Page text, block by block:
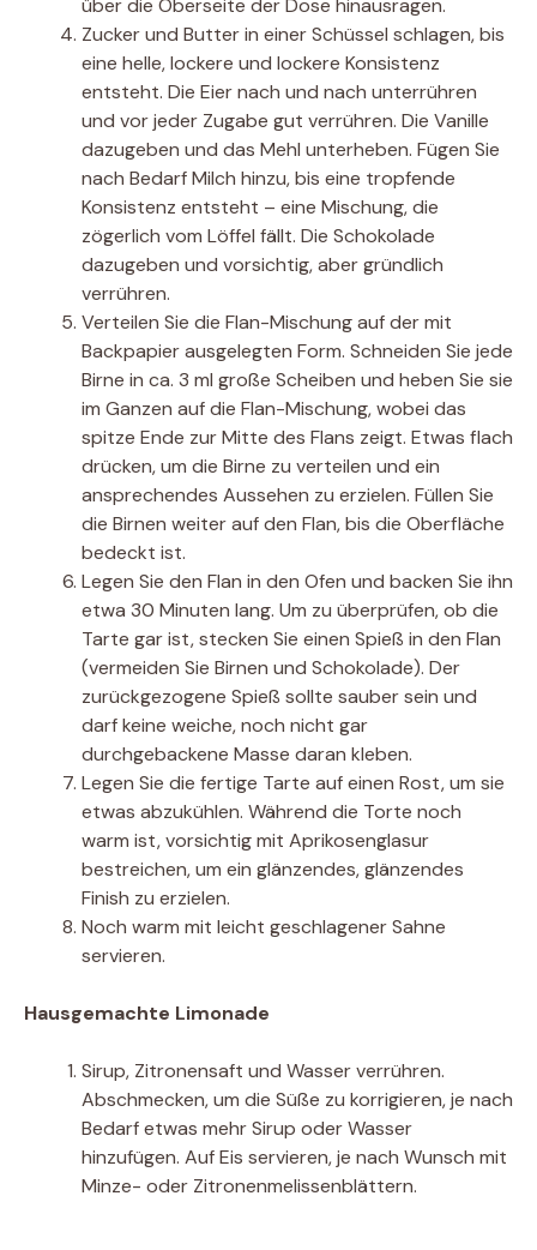
über die Oberseite der Dose hinausragen.
Zucker und Butter in einer Schüssel schlagen, bis
eine helle, lockere und lockere Konsistenz
entsteht. Die Eier nach und nach unterrühren
und vor jeder Zugabe gut verrühren. Die Vanille
dazugeben und das Mehl unterheben. Fügen Sie
nach Bedarf Milch hinzu, bis eine tropfende
Konsistenz entsteht – eine Mischung, die
zögerlich vom Löffel fällt. Die Schokolade
dazugeben und vorsichtig, aber gründlich
verrühren.
Verteilen Sie die Flan-Mischung auf der mit
Backpapier ausgelegten Form. Schneiden Sie jede
Birne in ca. 3 ml große Scheiben und heben Sie sie
im Ganzen auf die Flan-Mischung, wobei das
spitze Ende zur Mitte des Flans zeigt. Etwas flach
drücken, um die Birne zu verteilen und ein
ansprechendes Aussehen zu erzielen. Füllen Sie
die Birnen weiter auf den Flan, bis die Oberfläche
bedeckt ist.
Legen Sie den Flan in den Ofen und backen Sie ihn
etwa 30 Minuten lang. Um zu überprüfen, ob die
Tarte gar ist, stecken Sie einen Spieß in den Flan
(vermeiden Sie Birnen und Schokolade). Der
zurückgezogene Spieß sollte sauber sein und
darf keine weiche, noch nicht gar
durchgebackene Masse daran kleben.
Legen Sie die fertige Tarte auf einen Rost, um sie
etwas abzukühlen. Während die Torte noch
warm ist, vorsichtig mit Aprikosenglasur
bestreichen, um ein glänzendes, glänzendes
Finish zu erzielen.
Noch warm mit leicht geschlagener Sahne
servieren.
Hausgemachte Limonade
Sirup, Zitronensaft und Wasser verrühren.
Abschmecken, um die Süße zu korrigieren, je nach
Bedarf etwas mehr Sirup oder Wasser
hinzufügen. Auf Eis servieren, je nach Wunsch mit
Minze- oder Zitronenmelissenblättern.